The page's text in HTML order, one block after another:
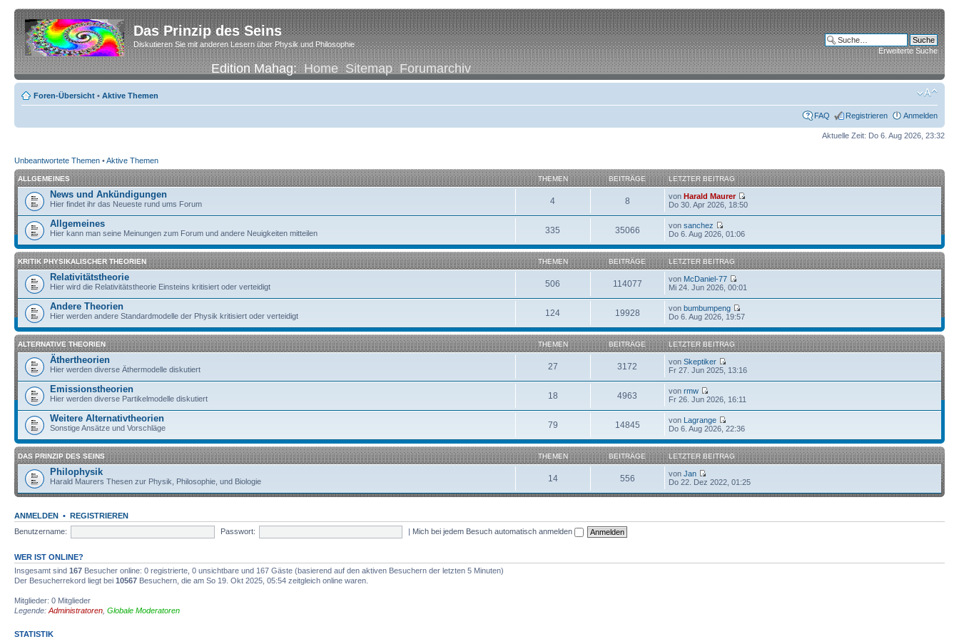
Das Prinzip des Seins
Diskutieren Sie mit anderen Lesern über Physik und Philosophie
Edition Mahag:Home Sitemap Forumarchiv
Erweiterte Suche
Foren-Übersicht • Aktive Themen
FAQ Registrieren Anmelden
Aktuelle Zeit: Do 6. Aug 2026, 23:32
Unbeantwortete Themen •Aktive Themen
ALLGEMEINES THEMEN BEITRÄGE LETZTER BEITRAG
News und Ankündigungen
Hier findet ihr das Neueste rund ums Forum 4 8 vonHarald Maurer
Do 30. Apr 2026, 18:50
Allgemeines
Hier kann man seine Meinungen zum Forum und andere Neuigkeiten mitteilen 335 35066 vonsanchez
Do 6. Aug 2026, 01:06
KRITIK PHYSIKALISCHER THEORIEN THEMEN BEITRÄGE LETZTER BEITRAG
Relativitätstheorie
Hier wird die Relativitätstheorie Einsteins kritisiert oder verteidigt 506 114077 von McDaniel-77
Mi 24. Jun 2026, 00:01
Andere Theorien
Hier werden andere Standardmodelle der Physik kritisiert oder verteidigt 124 19928 vonbumbumpeng
Do 6. Aug 2026, 19:57
ALTERNATIVE THEORIEN THEMEN BEITRÄGE LETZTER BEITRAG
Äthertheorien
Hier werden diverse Äthermodelle diskutiert 27 3172 vonSkeptiker
Fr 27. Jun 2025, 13:16
Emissionstheorien
Hier werden diverse Partikelmodelle diskutiert 18 4963 vonrmw
Fr 26. Jun 2026, 16:11
Weitere Alternativtheorien
Sonstige Ansätze und Vorschläge 79 14845 von Lagrange
Do 6. Aug 2026, 22:36
DAS PRINZIP DES SEINS THEMEN BEITRÄGE LETZTER BEITRAG
Philophysik
Harald Maurers Thesen zur Physik, Philosophie, und Biologie 14 556 vonJan
Do 22. Dez 2022, 01:25
ANMELDEN • REGISTRIEREN
Benutzername:
Passwort: | Mich bei jedem Besuch automatisch anmelden
WER IST ONLINE?
Insgesamt sind 167 Besucher online: 0 registrierte, 0 unsichtbare und 167 Gäste (basierend auf den aktiven Besuchern der letzten 5 Minuten)
Der Besucherrekord liegt bei 10567 Besuchern, die am So 19. Okt 2025, 05:54 zeitgleich online waren.
Mitglieder: 0 Mitglieder
Legende: Administratoren Globale Moderatoren
STATISTIK